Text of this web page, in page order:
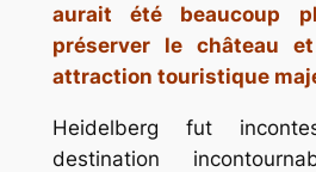
aurait été beaucoup
préserver le château
attraction touristique
Heidelberg fut
destination